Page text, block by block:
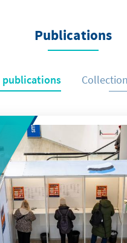
Publications
publications